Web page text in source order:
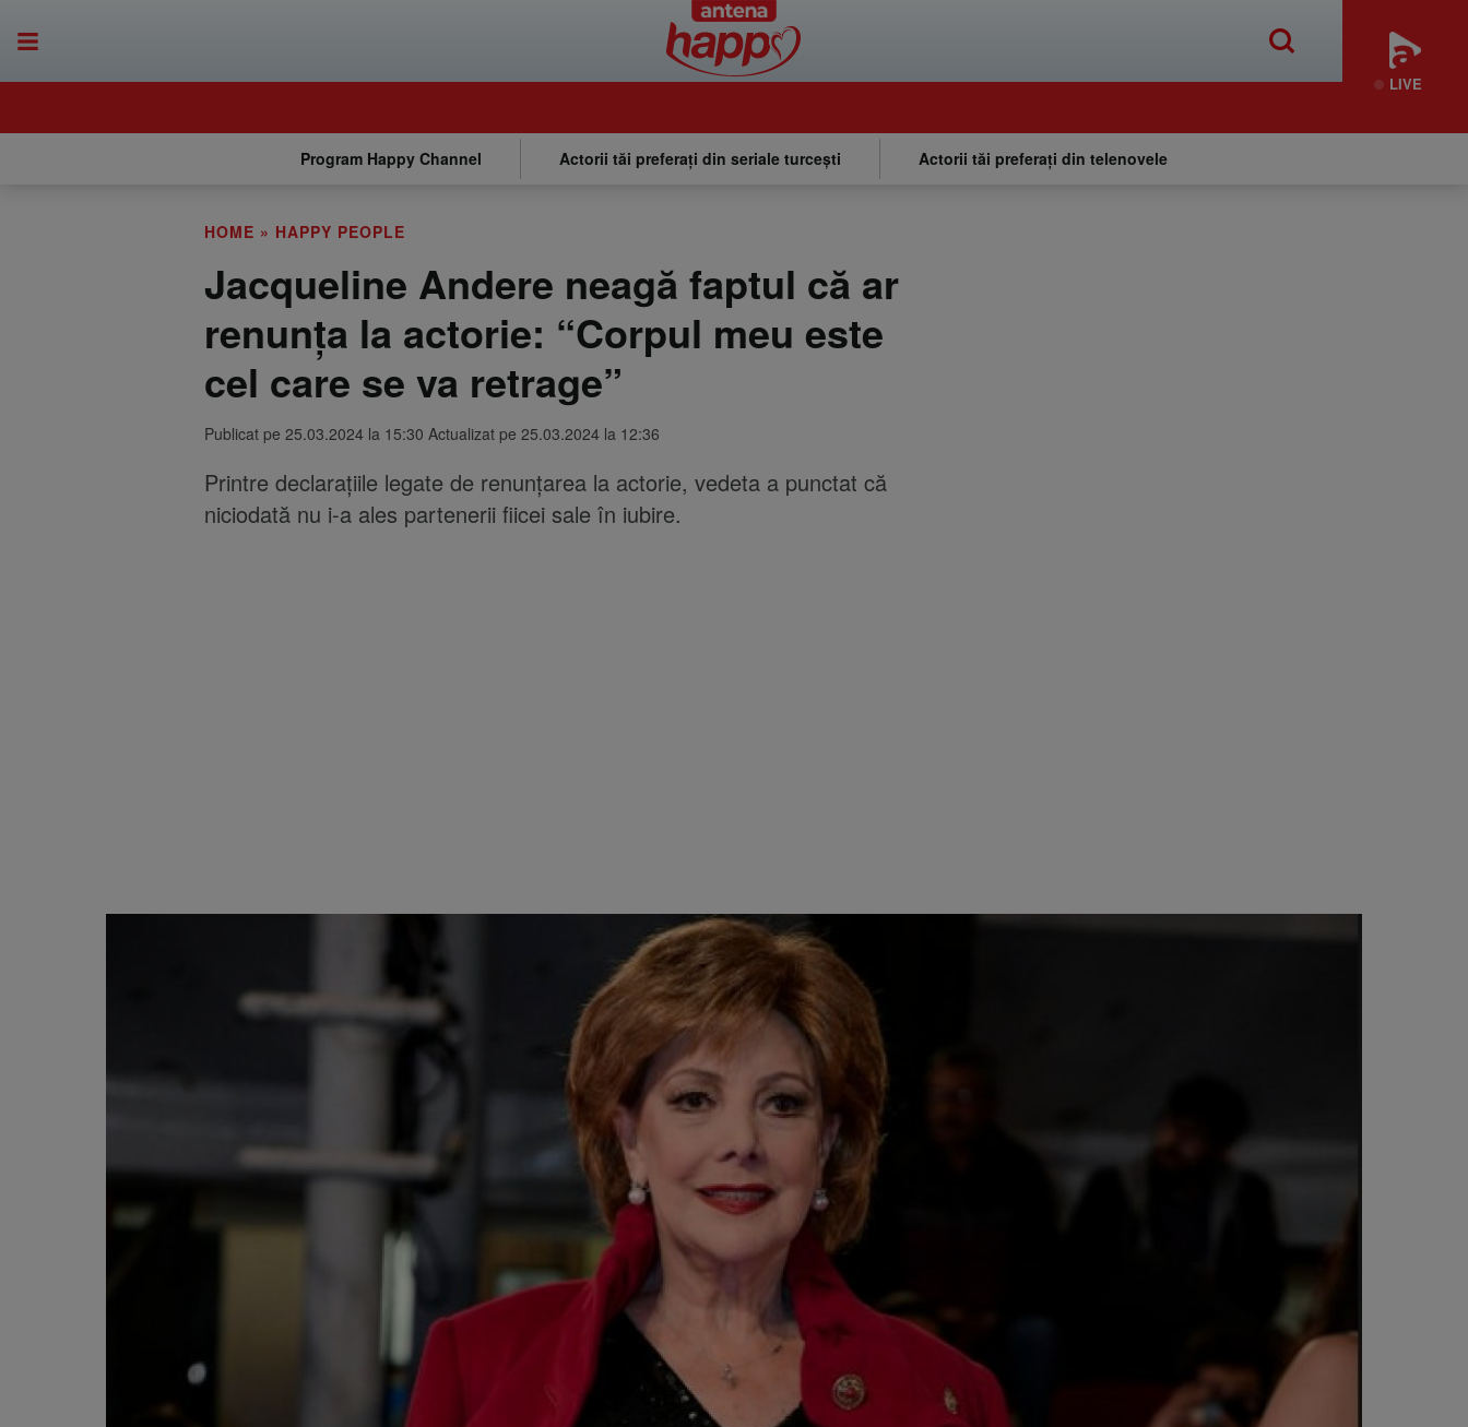
LIVE
Program Happy Channel Actorii tăi preferați din seriale turcești Actorii tăi preferați din telenovele
HOME » HAPPY PEOPLE
Jacqueline Andere neagă faptul că ar
renunța la actorie: “Corpul meu este
cel care se va retrage”
Publicat pe 25.03.2024 la 15:30 Actualizat pe 25.03.2024 la 12:36
Printre declarațiile legate de renunțarea la actorie, vedeta a punctat că
niciodată nu i-a ales partenerii fiicei sale în iubire.